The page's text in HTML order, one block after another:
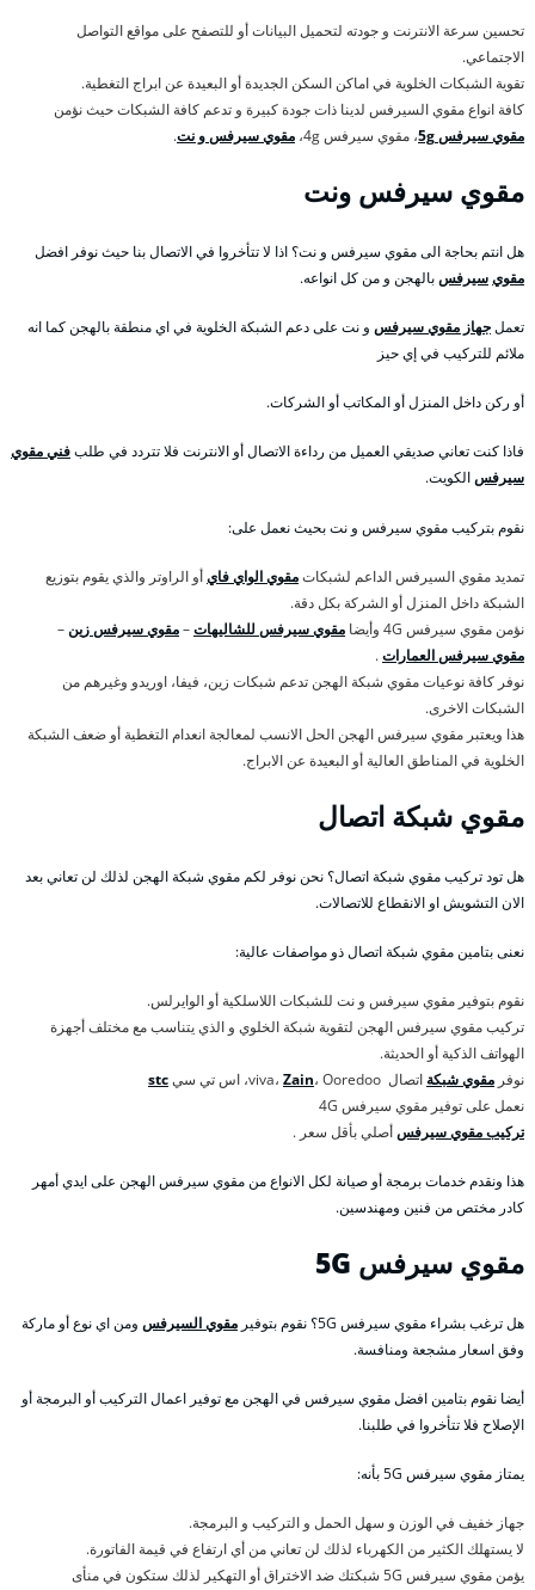
تحسين سرعة الانترنت و جودته لتحميل البيانات أو للتصفح على مواقع التواصل
الاجتماعي.
تقوية الشبكات الخلوية في اماكن السكن الجديدة أو البعيدة عن ابراج التغطية.
كافة انواع مقوي السيرفس لدينا ذات جودة كبيرة و تدعم كافة الشبكات حيث نؤمن
مقوي سيرفس 5g
، مقوي سيرفس 4g، مقوي سيرفس و نت.
مقوي سيرفس ونت
هل انتم بحاجة الى مقوي سيرفس و نت؟ اذا لا تتأخروا في الاتصال بنا حيث نوفر افضل
مقويسيرفسبالهجن و من كل انواعه.
تعملجهاز مقوي سيرفس و نت على دعم الشبكة الخلوية في اي منطقة بالهجن كما انه
ملائم للتركيب في إي حيز
أو ركن داخل المنزل أو المكاتب أو الشركات.
فاذا كنت تعاني صديقي العميل من رداءة الاتصال أو الانترنت فلا تتردد في طلبفني مقوي
سيرفسالكويت.
نقوم بتركيب مقوي سيرفس و نت بحيث نعمل على:
تمديد مقوي السيرفس الداعم لشبكاتمقوي الواي فايأو الراوتر والذي يقوم بتوزيع
الشبكة داخل المنزل أو الشركة بكل دقة.
نؤمن مقوي سيرفس 4G وأيضا
مقوي سيرفس للشاليهات–مقوي سيرفس زين–
مقوي سيرفس العمارات.
نوفر كافة نوعيات مقوي شبكة الهجن تدعم شبكات زين، فيفا، اوريدو وغيرهم من
الشبكات الاخرى.
هذا ويعتبر مقوي سيرفس الهجن الحل الانسب لمعالجة انعدام التغطية أو ضعف الشبكة
الخلوية في المناطق العالية أو البعيدة عن الابراج.
مقوي شبكة اتصال
هل تود تركيب مقوي شبكة اتصال؟ نحن نوفر لكم مقوي شبكة الهجن لذلك لن تعاني بعد
الان التشويش او الانقطاع للاتصالات.
نعنى بتامين مقوي شبكة اتصال ذو مواصفات عالية:
نقوم بتوفير مقوي سيرفس و نت للشبكات اللاسلكية أو الوايرلس.
تركيب مقوي سيرفس الهجن لتقوية شبكة الخلوي و الذي يتناسب مع مختلف أجهزة
الهواتف الذكية أو الحديثة.
نوفر مقوي شبكة اتصال viva، Zain، Ooredoo، اس تي سي
stc
نعمل على توفير مقوي سيرفس 4G
تركيب مقوي سيرفسأصلي بأقل سعر .
هذا ونقدم خدمات برمجة أو صيانة لكل الانواع من مقوي سيرفس الهجن على ايدي أمهر
كادر مختص من فنين ومهندسين.
مقوي سيرفس 5 G
هل ترغب بشراء مقوي سيرفس 5G؟ نقوم بتوفير مقوي السيرفس ومن اي نوع أو ماركة
وفق اسعار مشجعة ومنافسة.
أيضا نقوم بتامين افضل مقوي سيرفس في الهجن مع توفير اعمال التركيب أو البرمجة أو
الإصلاح فلا تتأخروا في طلبنا.
يمتاز مقوي سيرفس 5G بأنه:
جهاز خفيف في الوزن و سهل الحمل و التركيب و البرمجة.
لا يستهلك الكثير من الكهرباء لذلك لن تعاني من أي ارتفاع في قيمة الفاتورة.
يؤمن مقوي سيرفس 5G شبكتك ضد الاختراق أو التهكير لذلك ستكون في منأى